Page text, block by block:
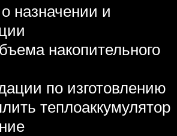
назначении и
накопительного
по изготовлению
теплоаккумулятор